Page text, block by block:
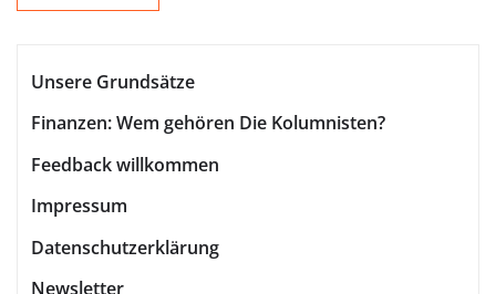
Unsere Grundsätze
Finanzen: Wem gehören Die Kolumnisten?
Feedback willkommen
Impressum
Datenschutzerklärung
Newsletter